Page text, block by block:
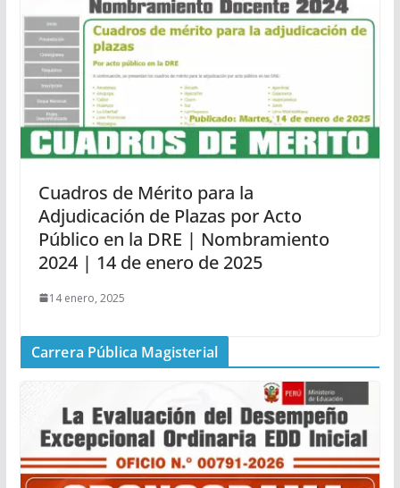
Cuadros de Mérito para la
Adjudicación de Plazas por Acto
Público en la DRE | Nombramiento
2024 | 14 de enero de 2025
14 enero, 2025
Carrera Pública Magisterial